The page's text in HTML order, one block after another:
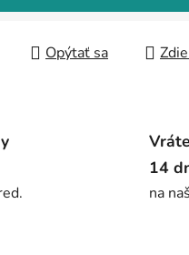
Opýtať sa
14
na